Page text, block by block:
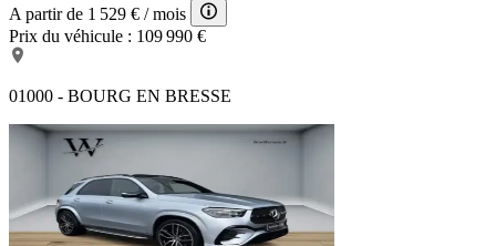
A partir de 1 529 € / mois
Prix du véhicule : 109 990 €
01000 - BOURG EN BRESSE